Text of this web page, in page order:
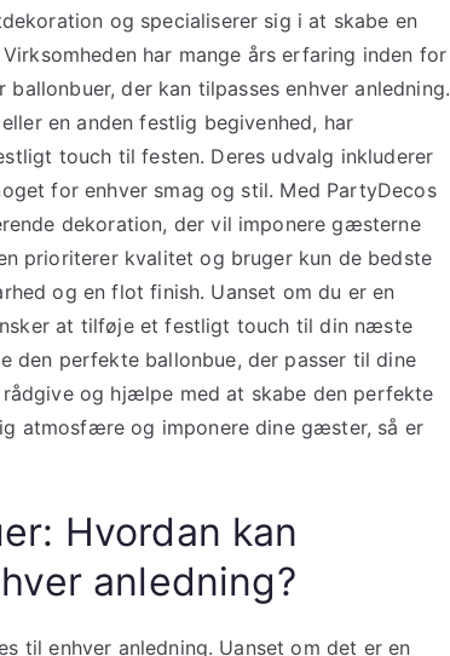
og specialiserer sig i at skabe en
har mange års erfaring inden for
der kan tilpasses enhver anledning.
en anden festlig begivenhed, har
touch til festen. Deres udvalg inkluderer
for enhver smag og stil. Med PartyDecos
dekoration, der vil imponere gæsterne
prioriterer kvalitet og bruger kun de bedste
og en flot finish. Uanset om du er en
at tilføje et festligt touch til din næste
den perfekte ballonbue, der passer til dine
og hjælpe med at skabe den perfekte
atmosfære og imponere dine gæster, så er
Hvordan kan
anledning?
til enhver anledning. Uanset om det er en